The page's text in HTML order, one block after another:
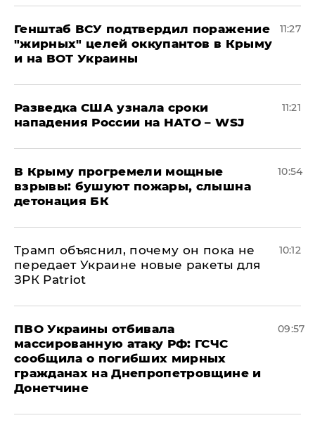
Генштаб ВСУ подтвердил поражение
"жирных" целей оккупантов в Крыму
и на ВОТ Украины
11:27
Разведка США узнала сроки
нападения России на НАТО – WSJ
11:21
В Крыму прогремели мощные
взрывы: бушуют пожары, слышна
детонация БК
10:54
Трамп объяснил, почему он пока не
передает Украине новые ракеты для
ЗРК Patriot
10:12
ПВО Украины отбивала
массированную атаку РФ: ГСЧС
сообщила о погибших мирных
гражданах на Днепропетровщине и
Донетчине
09:57